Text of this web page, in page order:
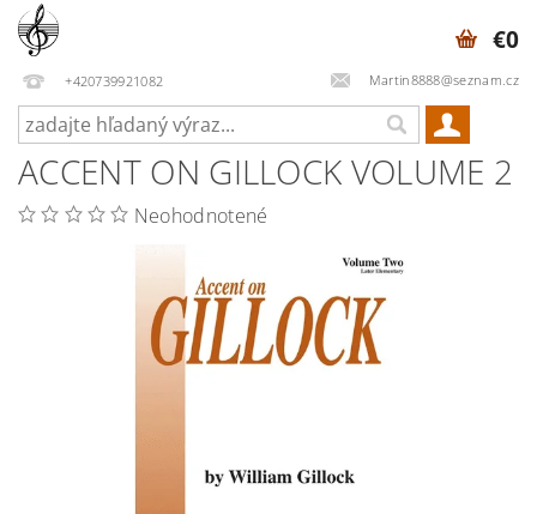
+420739921082 Martin8888@seznam.cz
€0
ACCENT ON GILLOCK VOLUME 2
Neohodnotené